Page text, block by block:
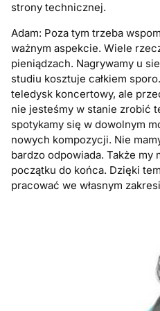
strony technicznej.
Adam: Poza tym trzeba
ważnym aspekcie. Wiele
pieniądzach. Nagrywamy u
studiu kosztuje całkiem
teledysk koncertowy, ale
nie jesteśmy w stanie zrobić
spotykamy się w dowolnym
nowych kompozycji. Nie
bardzo odpowiada. Także my
początku do końca. Dzięki
pracować we własnym